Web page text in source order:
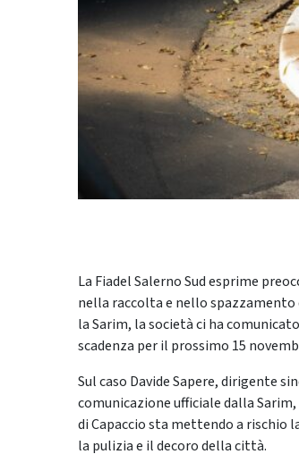
La Fiadel Salerno Sud esprime
nella raccolta e nello spazzamento
la Sarim, la società ci ha
scadenza per il prossimo 15
Sul caso Davide Sapere, dirigente
comunicazione ufficiale dalla
di Capaccio sta mettendo a
la pulizia e il decoro della città.